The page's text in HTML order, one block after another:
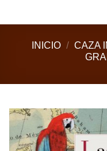
INICIO / CAZA